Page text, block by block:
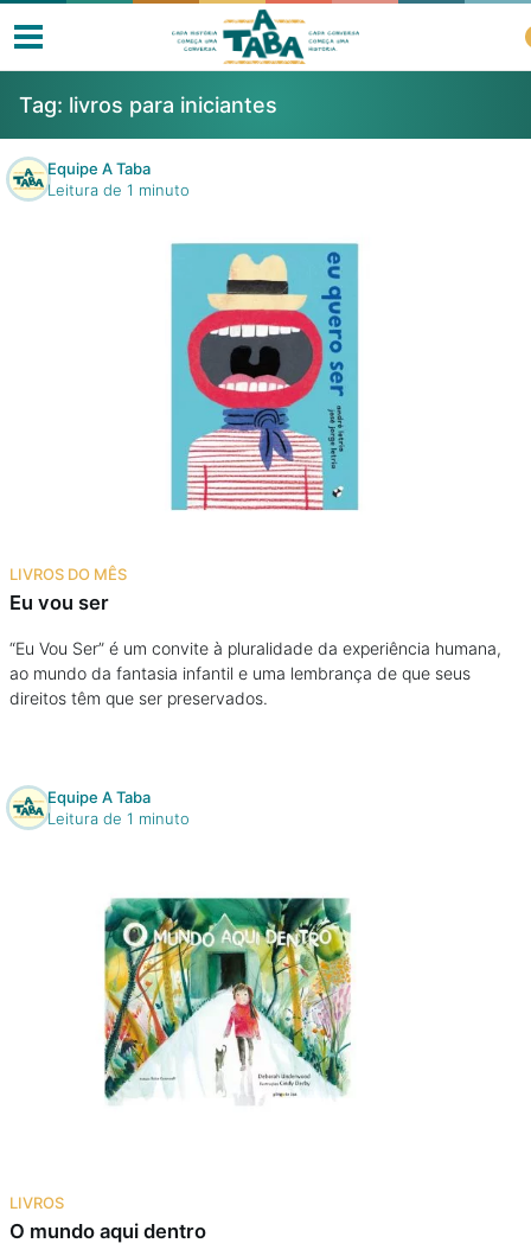
Livros
Na família
Colunas
Colecionáveis
E-Books
Eventos
Taba na Escola
Tag: livros para iniciantes
Equipe A Taba
Leitura de 1 minuto
LIVROS DO MÊS
Eu vou ser
“Eu Vou Ser” é um convite à pluralidade da experiência humana,
ao mundo da fantasia infantil e uma lembrança de que seus
direitos têm que ser preservados.
Equipe A Taba
Leitura de 1 minuto
LIVROS
O mundo aqui dentro